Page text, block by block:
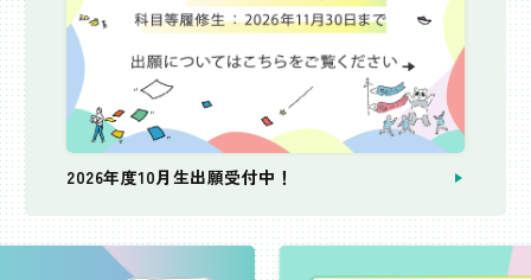
2026年度10月生出願受付中！